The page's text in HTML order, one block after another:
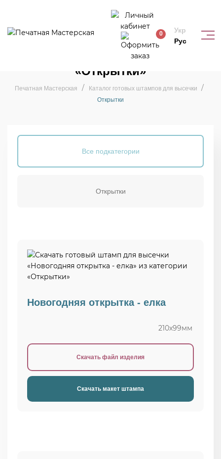
0
Укр
Рус
Штампы для категории
«Открытки»
Печатная Мастерская
Каталог готовых штампов для высечки
Открытки
Все подкатегории
Открытки
Новогодняя открытка - елка
210х99мм
Скачать файл изделия
Скачать макет штампа